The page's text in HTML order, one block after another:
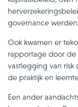
governance
Ook kwamen er
rapportage door de
vastlegging van
de praktijk en
Een ander